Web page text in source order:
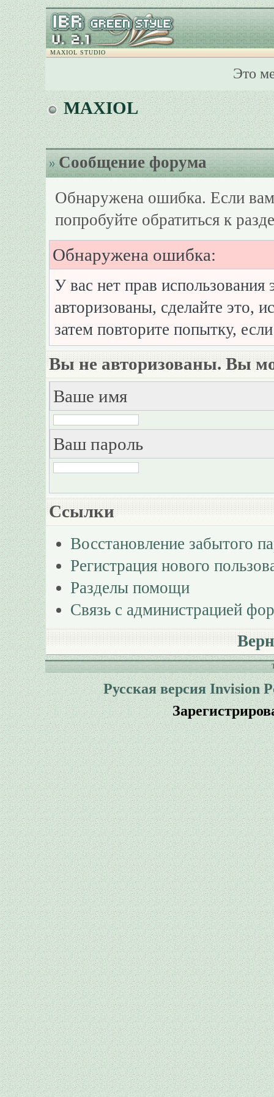
MAXIOL STUDIO
Это
MAXIOL
Сообщение форума
Обнаружена ошибка. Если
попробуйте обратиться к
Обнаружена ошибка:
У вас нет прав
авторизованы, сделайте это,
затем повторите попытку,
Вы не авторизованы. Вы
Ваше имя
Ваш пароль
Ссылки
Восстановление забытого
Регистрация нового
Разделы помощи
Связь с администрацией
Русская версия Invision